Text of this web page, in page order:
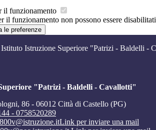
il funzionamento
il funzionamento non possono essere
le preferenze
Istituto Istruzione Superiore "Patrizi - Baldelli -
"Patrizi - Baldelli - Cavallotti"
86 - 06012 Città di Castello (PG)
- 0758520289
Link per inviare una mail